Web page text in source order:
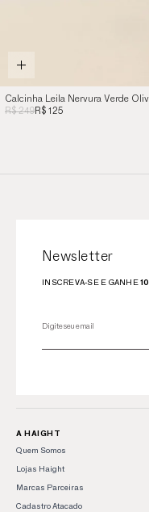
Calcinha Leila Nervura Verde
R$ 249R$ 125
Newsletter
INSCREVA-SE E GANHE
A HAIGHT
Quem Somos
Lojas Haight
Marcas Parceiras
Cadastro Atacado